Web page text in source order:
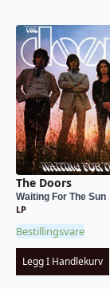
The Doors
Waiting For The Sun
LP
Bestillingsvare
Legg I Handlekurv